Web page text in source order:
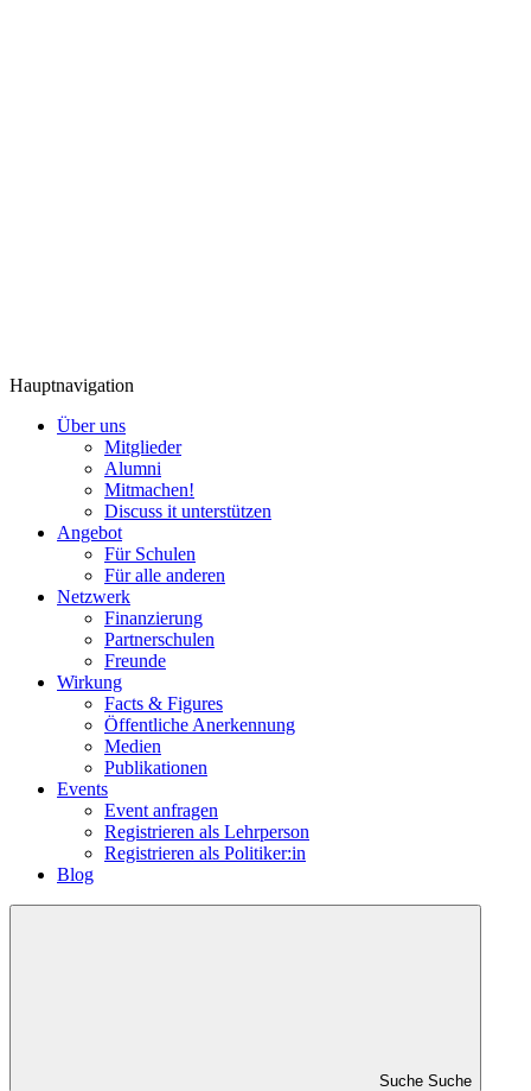
Hauptnavigation
Über uns
Mitglieder
Alumni
Mitmachen!
Discuss it unterstützen
Angebot
Für Schulen
Für alle anderen
Netzwerk
Finanzierung
Partnerschulen
Freunde
Wirkung
Facts & Figures
Öffentliche Anerkennung
Medien
Publikationen
Events
Event anfragen
Registrieren als Lehrperson
Registrieren als Politiker:in
Blog
Suche Suche